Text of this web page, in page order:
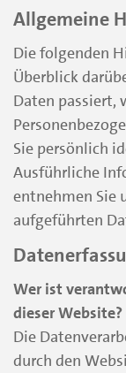
Allgemeine
Die folgenden
Überblick
Daten passiert,
Sie persönlich
Ausführliche
entnehmen Sie
aufgeführten
Wer ist
dieser Website?
Die
durch den